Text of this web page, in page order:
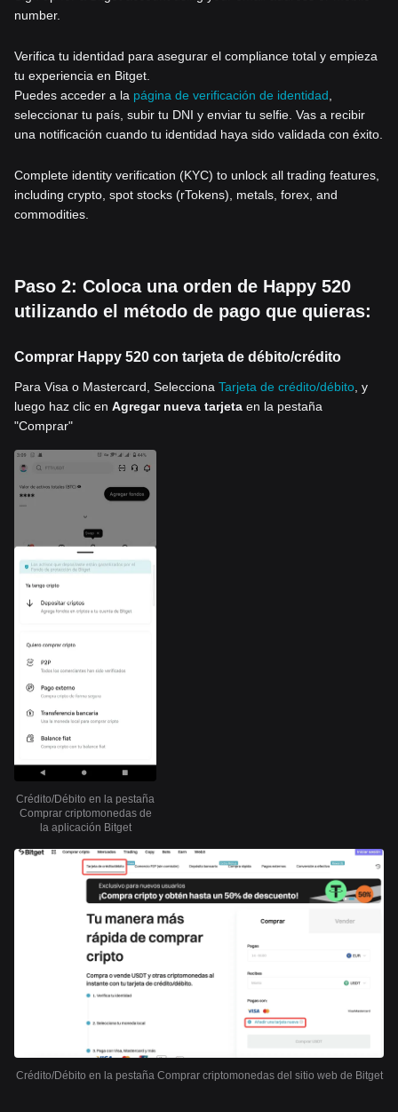
number.
Verifica tu identidad para asegurar el compliance total y empieza
tu experiencia en Bitget.
Puedes acceder a la página de verificación de identidad
seleccionar tu país, subir tu DNI y enviar tu selfie. Vas a recibir
una notificación cuando tu identidad haya sido validada con éxito.
Complete identity verification (KYC) to unlock all trading features,
including crypto, spot stocks (rTokens), metals, forex, and
commodities.
Paso 2: Coloca una orden de Happy 520
utilizando el método de pago que quieras:
Comprar Happy 520 con tarjeta de débito/crédito
Para Visa o Mastercard, Selecciona Tarjeta de crédito/débito , y
luego haz clic en Agregar nueva tarjeta en la pestaña
"Comprar"
Crédito/Débito en la pestaña
Comprar criptomonedas de
la aplicación Bitget
Crédito/Débito en la pestaña Comprar criptomonedas del sitio web de Bitget